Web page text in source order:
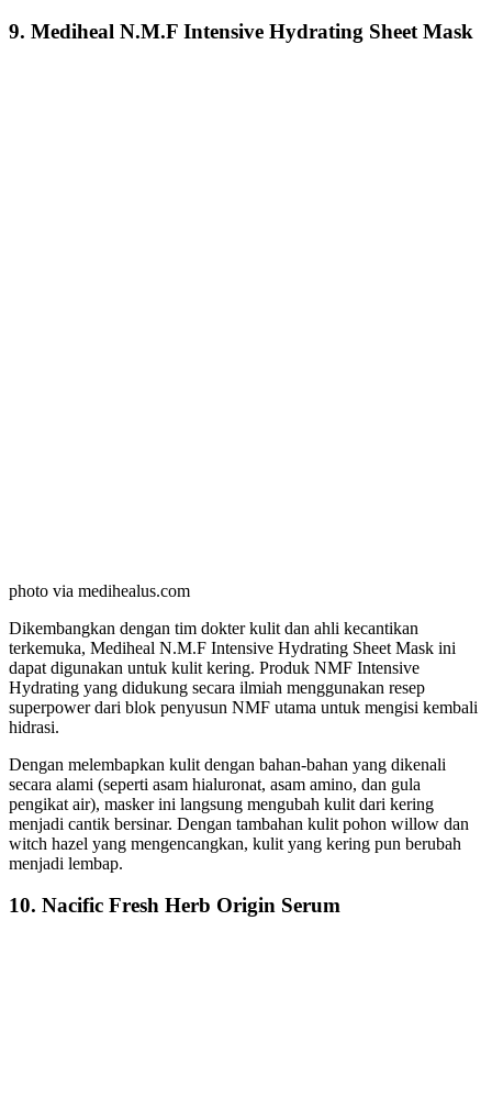
9. Mediheal N.M.F Intensive Hydrating Sheet Mask
photo via medihealus.com
Dikembangkan dengan tim dokter kulit dan ahli kecantikan
terkemuka, Mediheal N.M.F Intensive Hydrating Sheet Mask ini
dapat digunakan untuk kulit kering. Produk NMF Intensive
Hydrating yang didukung secara ilmiah menggunakan resep
superpower dari blok penyusun NMF utama untuk mengisi kembali
hidrasi.
Dengan melembapkan kulit dengan bahan-bahan yang dikenali
secara alami (seperti asam hialuronat, asam amino, dan gula
pengikat air), masker ini langsung mengubah kulit dari kering
menjadi cantik bersinar. Dengan tambahan kulit pohon willow dan
witch hazel yang mengencangkan, kulit yang kering pun berubah
menjadi lembap.
10. Nacific Fresh Herb Origin Serum